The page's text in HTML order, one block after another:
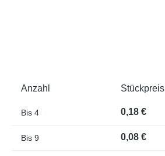
Anzahl Stückpreis
Bis 4 0,18 €
Bis 9 0,08 €